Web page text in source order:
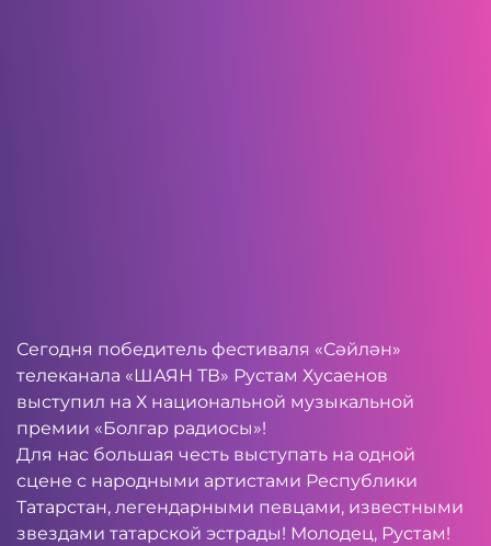
Сегодня победитель фестиваля «Сәйлән»
телеканала «ШАЯН ТВ» Рустам Хусаенов
выступил на Х национальной музыкальной
премии «Болгар радиосы»!
Для нас большая честь выступать на одной
сцене с народными артистами Республики
Татарстан, легендарными певцами, известными
звездами татарской эстрады! Молодец, Рустам!